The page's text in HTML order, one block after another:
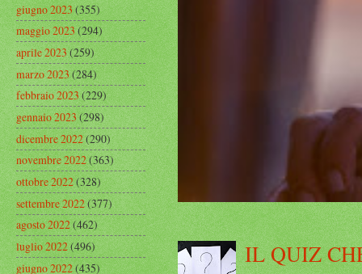
IL QUIZ
giugno 2023(355)
maggio 2023(294)
aprile 2023(259)
marzo 2023(284)
febbraio 2023(229)
gennaio 2023(298)
dicembre 2022(290)
novembre 2022(363)
ottobre 2022(328)
settembre 2022(377)
agosto 2022(462)
luglio 2022(496)
giugno 2022(435)